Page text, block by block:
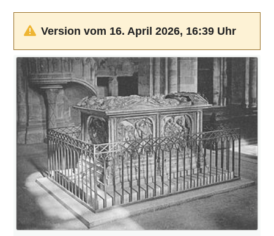
Version vom 16. April 2026, 16:39 Uhr